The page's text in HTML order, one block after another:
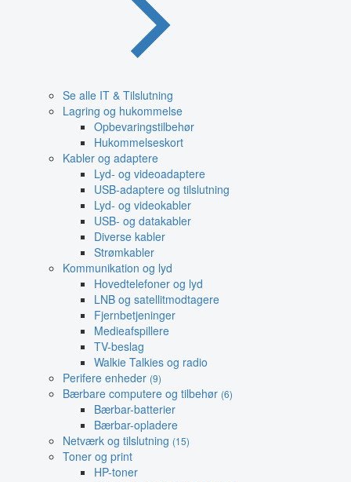
Se alle IT & Tilslutning
Lagring og hukommelse
Opbevaringstilbehør
Hukommelseskort
Kabler og adaptere
Lyd- og videoadaptere
USB-adaptere og tilslutning
Lyd- og videokabler
USB- og datakabler
Diverse kabler
Strømkabler
Kommunikation og lyd
Hovedtelefoner og lyd
LNB og satellitmodtagere
Fjernbetjeninger
Medieafspillere
TV-beslag
Walkie Talkies og radio
Perifere enheder (9)
Bærbare computere og tilbehør (6)
Bærbar-batterier
Bærbar-opladere
Netværk og tilslutning (15)
Toner og print
HP-toner